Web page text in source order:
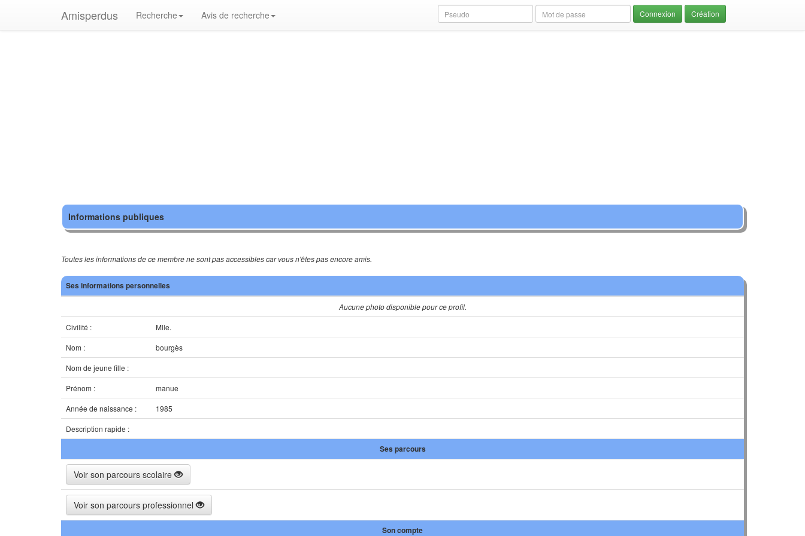
Amisperdus Recherche Avis de recherche Création
Informations publiques
Toutes les informations de ce membre ne sont pas accessibles car vous n'êtes pas encore amis.
Ses informations personnelles
Aucune photo disponible pour ce profil.
Civilité :
Mlle.
Nom :
bourgès
Nom de jeune fille :
Prénom :
manue
Année de naissance :
1985
Description rapide :
Ses parcours
Voir son parcours scolaire
Voir son parcours professionnel
Son compte